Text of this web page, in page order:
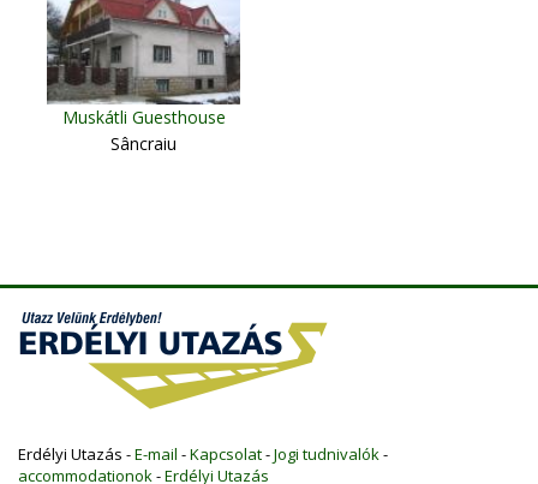
Muskátli Guesthouse
Sâncraiu
Erdélyi Utazás -E-mail -Kapcsolat-Jogi tudnivalók-
accommodationok-Erdélyi Utazás